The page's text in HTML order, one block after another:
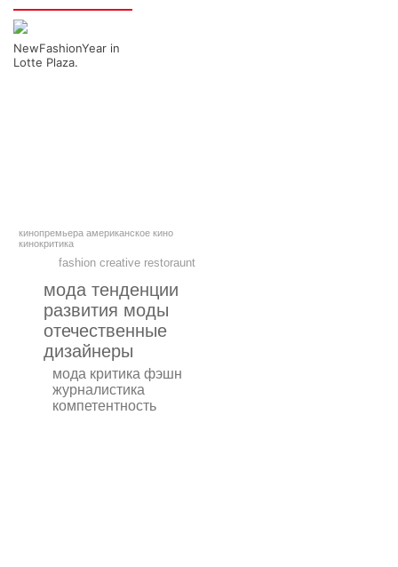
NewFashionYear in
Lotte Plaza.
мода тенденции
развития моды
отечественные
дизайнеры
мода критика фэшн
журналистика
компетентность
fashion creative restoraunt
кинопремьера американское кино
кинокритика